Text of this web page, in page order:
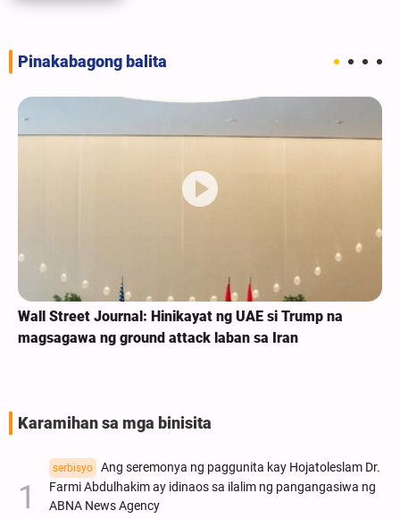
Pinakabagong balita
Street Journal: Hinikayat ng UAE si Trump na
ng ground attack laban sa Iran
Karamihan sa mga binisita
serbisyo
Ang seremonya ng paggunita kay Hojatoleslam Dr.
Farmi Abdulhakim ay idinaos sa ilalim ng pangangasiwa ng
ABNA News Agency